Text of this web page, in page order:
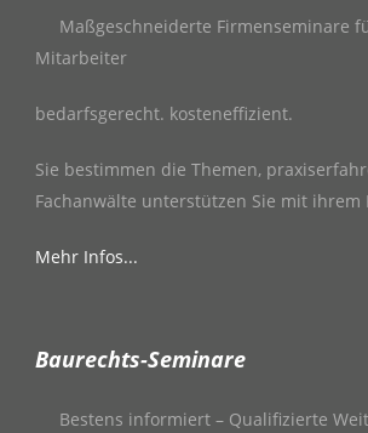
Maßgeschneiderte Firmenseminare
Mitarbeiter
bedarfsgerecht. kosteneffizient.
Sie bestimmen die Themen,
Fachanwälte unterstützen Sie mit ihrem
Mehr Infos...
Baurechts-Seminare
Bestens informiert – Qualifizierte